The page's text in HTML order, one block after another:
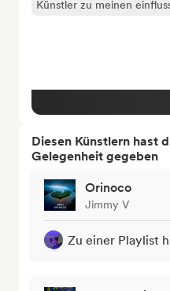
Künstler zu meinen
Diesen Künstlern hast
Gelegenheit gegeben
Orinoco
Jimmy V
Zu einer Playlist